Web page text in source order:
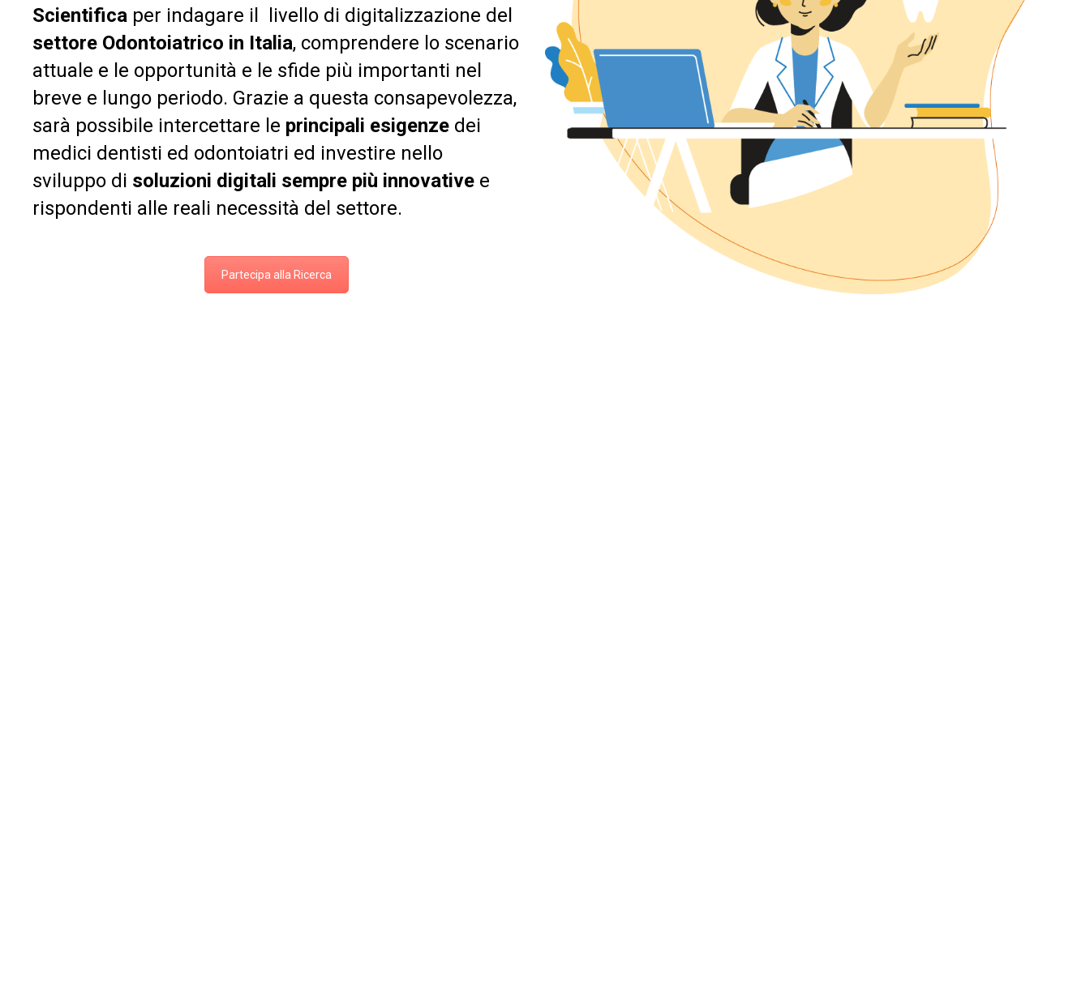
Scientifica per indagare il livello di digitalizzazione del
settore Odontoiatrico in Italia, comprendere lo scenario
attuale e le opportunità e le sfide più importanti nel
breve e lungo periodo. Grazie a questa consapevolezza,
sarà possibile intercettare le principali esigenze dei
medici dentisti ed odontoiatri ed investire nello
sviluppo di soluzioni digitali sempre più innovative e
rispondenti alle reali necessità del settore.
Partecipa alla Ricerca